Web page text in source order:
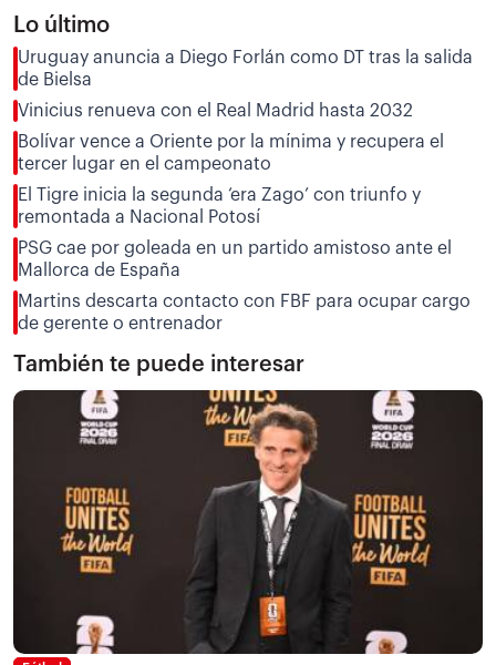
Lo último
Uruguay anuncia a Diego Forlán como DT tras la salida
de Bielsa
Vinicius renueva con el Real Madrid hasta 2032
Bolívar vence a Oriente por la mínima y recupera el
tercer lugar en el campeonato
El Tigre inicia la segunda ‘era Zago’ con triunfo y
remontada a Nacional Potosí
PSG cae por goleada en un partido amistoso ante el
Mallorca de España
Martins descarta contacto con FBF para ocupar cargo
de gerente o entrenador
También te puede interesar